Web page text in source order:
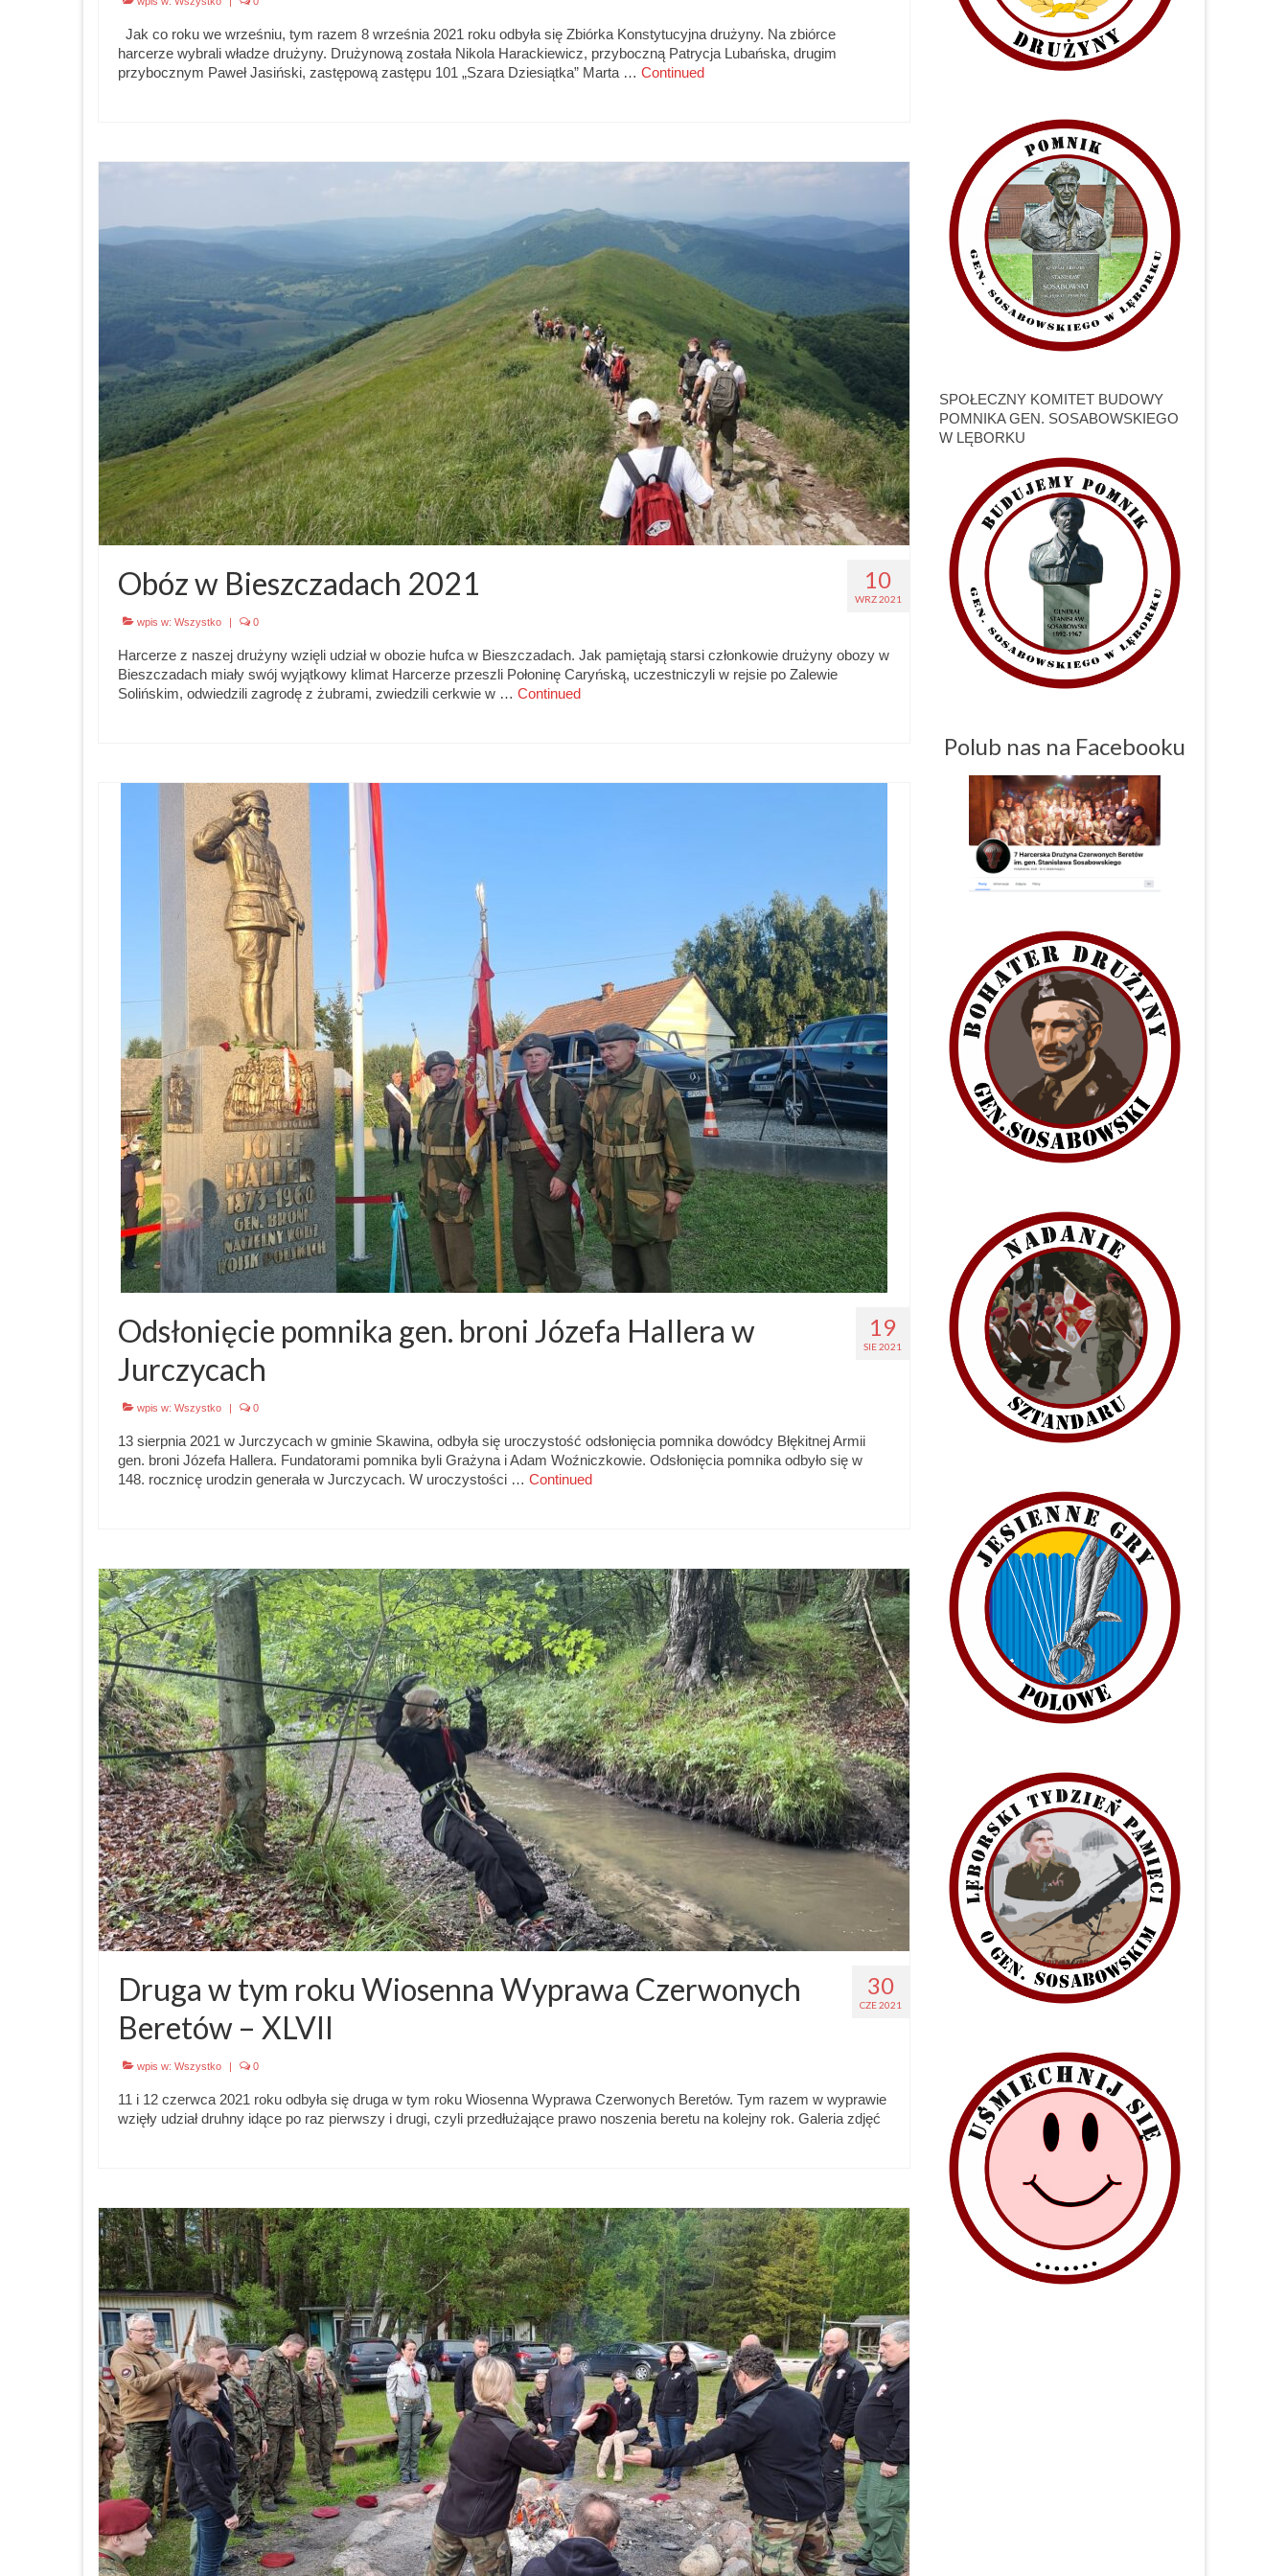
Jak co roku we wrześniu, tym razem 8 września 2021 roku odbyła się Zbiórka Konstytucyjna drużyny. Na zbiórce
harcerze wybrali władze drużyny. Drużynową została Nikola Harackiewicz, przyboczną Patrycja Lubańska, drugim
przybocznym Paweł Jasiński, zastępową zastępu 101 „Szara Dziesiątka” Marta … Continued
10
WRZ 2021
Obóz w Bieszczadach 2021
wpis w: Wszystko | 0
Harcerze z naszej drużyny wzięli udział w obozie hufca w Bieszczadach. Jak pamiętają starsi członkowie drużyny obozy w
Bieszczadach miały swój wyjątkowy klimat Harcerze przeszli Połoninę Caryńską, uczestniczyli w rejsie po Zalewie
Solińskim, odwiedzili zagrodę z żubrami, zwiedzili cerkwie w … Continued
19
SIE 2021
Odsłonięcie pomnika gen. broni Józefa Hallera w
Jurczycach
wpis w: Wszystko | 0
13 sierpnia 2021 w Jurczycach w gminie Skawina, odbyła się uroczystość odsłonięcia pomnika dowódcy Błękitnej Armii
gen. broni Józefa Hallera. Fundatorami pomnika byli Grażyna i Adam Woźniczkowie. Odsłonięcia pomnika odbyło się w
148. rocznicę urodzin generała w Jurczycach. W uroczystości … Continued
30
CZE 2021
Druga w tym roku Wiosenna Wyprawa Czerwonych
Beretów – XLVII
wpis w: Wszystko 0
11 i 12 czerwca 2021 roku odbyła się druga w tym roku Wiosenna Wyprawa Czerwonych Beretów. Tym razem w wyprawie
wzięły udział druhny idące po raz pierwszy i drugi, czyli przedłużające prawo noszenia beretu na kolejny rok. Galeria zdjęć
SPOŁECZNY KOMITET BUDOWY
POMNIKA GEN. SOSABOWSKIEGO
W LĘBORKU
Polub nas na Facebooku